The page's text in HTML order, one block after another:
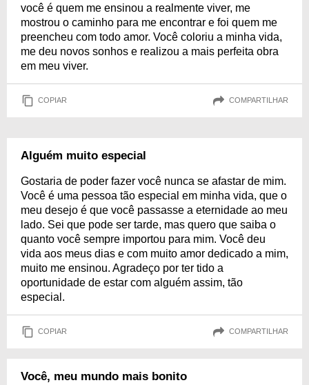
você é quem me ensinou a realmente viver, me
mostrou o caminho para me encontrar e foi quem me
preencheu com todo amor. Você coloriu a minha vida,
me deu novos sonhos e realizou a mais perfeita obra
em meu viver.
COPIAR COMPARTILHAR
Alguém muito especial
Gostaria de poder fazer você nunca se afastar de mim.
Você é uma pessoa tão especial em minha vida, que o
meu desejo é que você passasse a eternidade ao meu
lado. Sei que pode ser tarde, mas quero que saiba o
quanto você sempre importou para mim. Você deu
vida aos meus dias e com muito amor dedicado a mim,
muito me ensinou. Agradeço por ter tido a
oportunidade de estar com alguém assim, tão
especial.
COPIAR COMPARTILHAR
Você, meu mundo mais bonito